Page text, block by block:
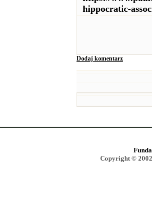
hippocratic-
Dodaj komentarz
Copyright ©